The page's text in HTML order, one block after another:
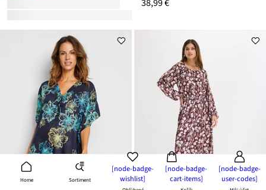
Home Sortiment
[node-badge-
wishlist]
[node-badge-
cart-items]
[node-badge-
user-codes]
38,99 €